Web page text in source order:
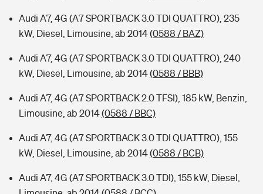
Audi A7, 4G (A7 SPORTBACK 3.0 TDI QUATTRO), 235
kW, Diesel, Limousine, ab 2014(0588 / BAZ)
Audi A7, 4G (A7 SPORTBACK 3.0 TDI QUATTRO), 240
kW, Diesel, Limousine, ab 2014(0588 / BBB)
Audi A7, 4G (A7 SPORTBACK 2.0 TFSI), 185 kW, Benzin,
Limousine, ab 2014(0588 / BBC)
Audi A7, 4G (A7 SPORTBACK 3.0 TDI QUATTRO), 155
kW, Diesel, Limousine, ab 2014(0588 / BCB)
Audi A7, 4G (A7 SPORTBACK 3.0 TDI), 155 kW, Diesel,